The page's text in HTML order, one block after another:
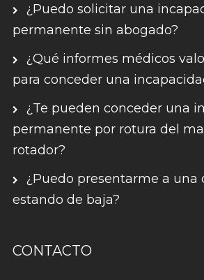
¿Puedo solicitar una
permanente sin abogado?
¿Qué informes médicos
para conceder una
¿Te pueden conceder una
permanente por rotura del
rotador?
¿Puedo presentarme a una
estando de baja?
CONTACTO